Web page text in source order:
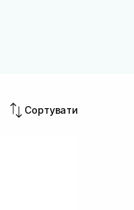
Сортувати